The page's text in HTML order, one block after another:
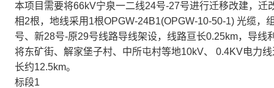
本项目需要将66kV宁泉一二线24号-27号进行迁移改建，
相2根，地线采用1根OPGW-24B1(OPGW-10-50-1) 光缆
号、新28号-原29号线路导线架设，线路亘长0.25km，导
将东矿街、解家堡子村、中所屯村等地10kV、 0.4KV电力
长约12.5km。
标段1